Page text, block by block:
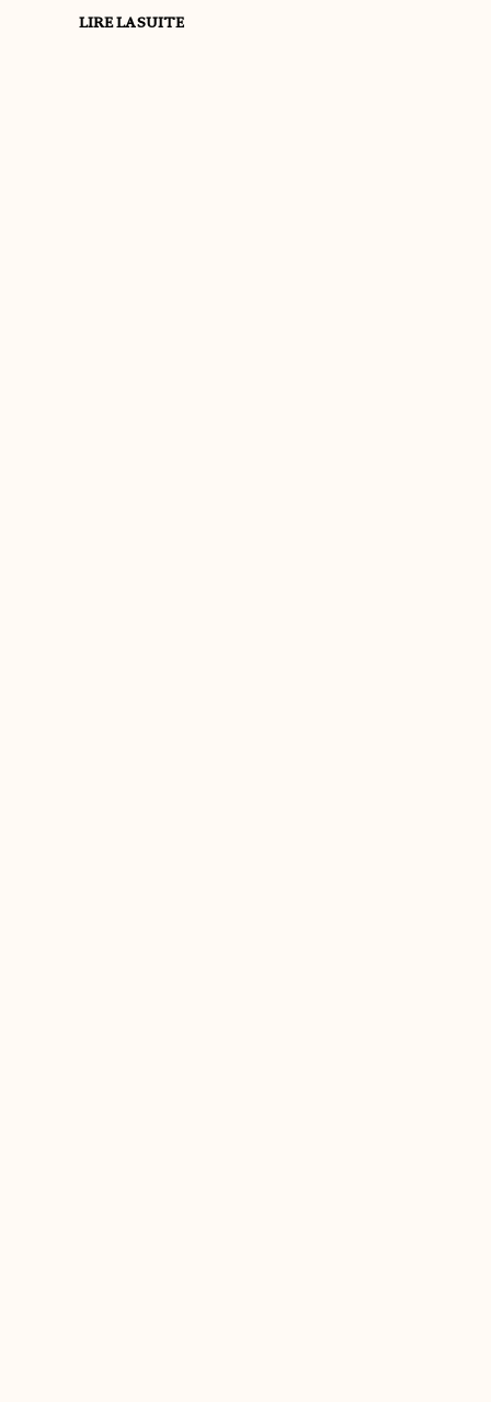
LIRE LA SUITE